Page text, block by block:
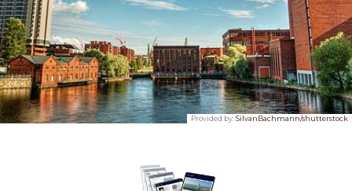
Provided by:SilvanBachmann/shutterstock